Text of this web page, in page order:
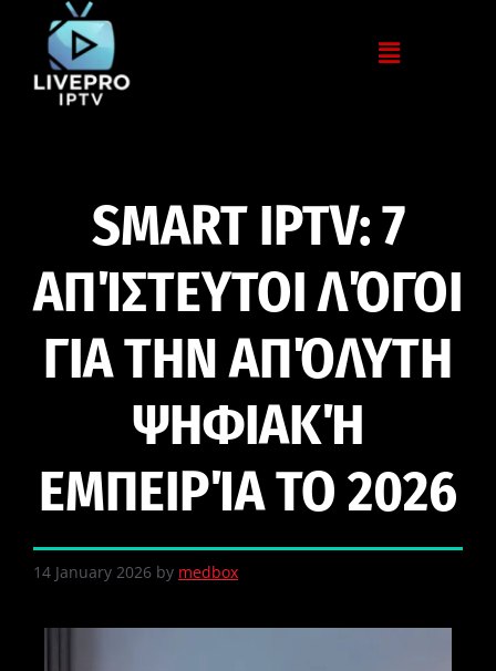
SMART IPTV: 7
ΑΠΊΣΤΕΥΤΟΙ ΛΌΓΟΙ
ΓΙΑ ΤΗΝ ΑΠΌΛΥΤΗ
ΨΗΦΙΑΚΉ
ΕΜΠΕΙΡΊΑ ΤΟ 2026
14 January 2026 by medbox